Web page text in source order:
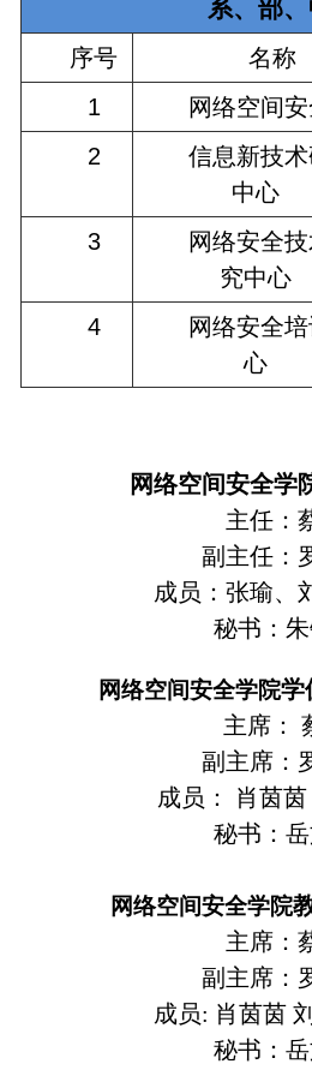
系、部
序号 名称
1
网络空间
2
信息新技
中心
3
网络安全
究中心
4
网络安全
心
网络空间安全学
主任：
副主任：
成员：张瑜、
秘书：
网络空间安全学院学
主席：
副主席：
成员： 肖茵
秘书：
网络空间安全学院
主席：
副主席：
成员: 肖茵茵
秘书：